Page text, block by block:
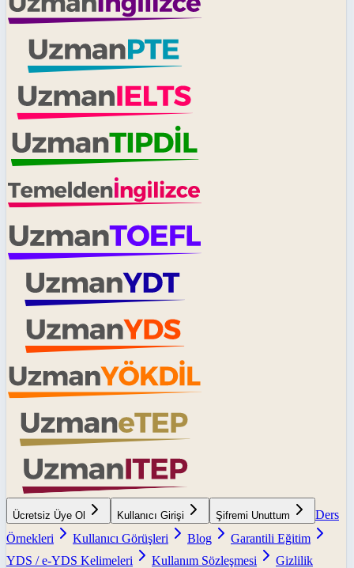
Ücretsiz Üye Ol Kullanıcı Girişi Şifremi Unuttum
Ders
Örnekleri
Kullanıcı Görüşleri Blog
Garantili Eğitim
YDS / e-YDS Kelimeleri
Kullanım Sözleşmesi
Gizlilik